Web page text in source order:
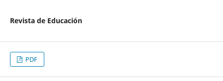
Revista de Educación
PDF